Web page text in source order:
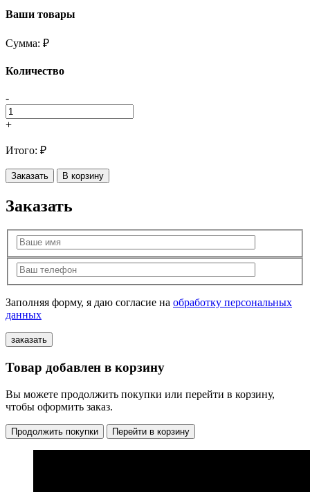
Ваши товары
Сумма: ₽
Количество
-
+
Итого: ₽
Заказать В корзину
Заказать
Заполняя форму, я даю согласие на обработку персональных
данных
Товар добавлен в корзину
Вы можете продолжить покупки или перейти в корзину,
чтобы оформить заказ.
Продолжить покупки Перейти в корзину